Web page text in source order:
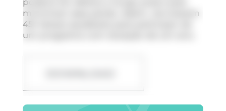
poderia ter efeitos a longo prazo para
minimizar essa perda. Assim, recrutaram
451 idosos saudáveis para participar de
um programa com duração de um ano.